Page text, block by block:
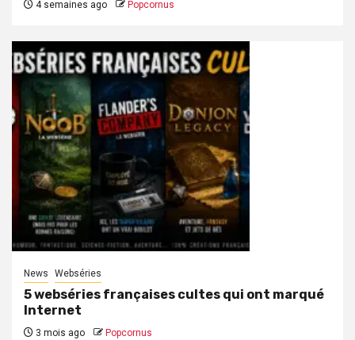
4 semaines ago Popcornus
News Webséries
5 webséries françaises cultes qui ont marqué
Internet
3 mois ago Popcornus